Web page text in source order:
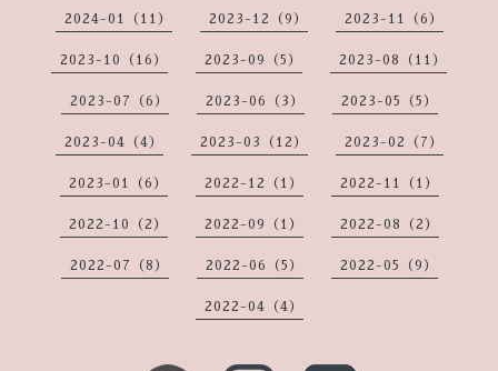
2024-01（11） 2023-12（9） 2023-11（6）
2023-10（16） 2023-09（5） 2023-08（11）
2023-07（6） 2023-06（3） 2023-05（5）
2023-04（4） 2023-03（12） 2023-02（7）
2023-01（6） 2022-12（1） 2022-11（1）
2022-10（2） 2022-09（1） 2022-08（2）
2022-07（8） 2022-06（5） 2022-05（9）
2022-04（4）